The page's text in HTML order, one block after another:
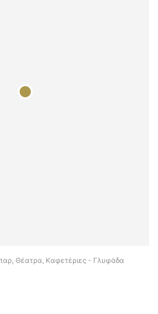
Θέατρα, Καφετέριες - Γλυφάδα